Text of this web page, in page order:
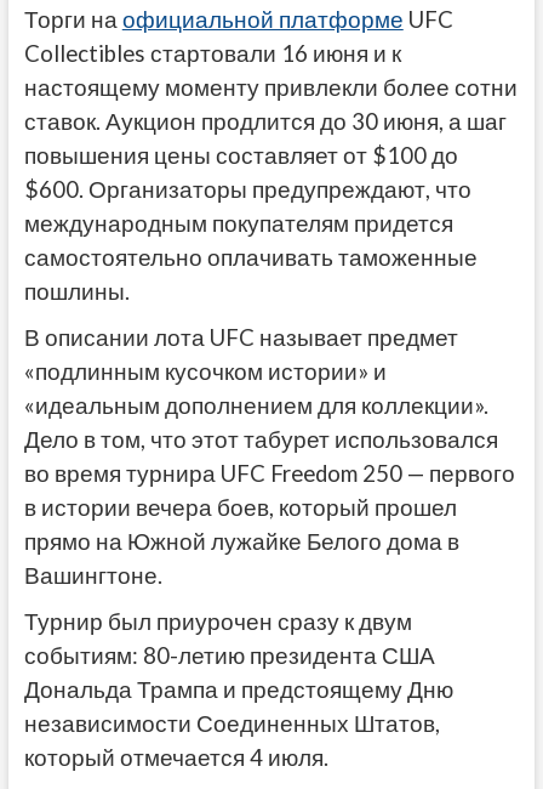
Торги на официальной платформе UFC
Collectibles стартовали 16 июня и к
настоящему моменту привлекли более сотни
ставок. Аукцион продлится до 30 июня, а шаг
повышения цены составляет от $100 до
$600. Организаторы предупреждают, что
международным покупателям придется
самостоятельно оплачивать таможенные
пошлины.
В описании лота UFC называет предмет
«подлинным кусочком истории» и
«идеальным дополнением для коллекции».
Дело в том, что этот табурет использовался
во время турнира UFC Freedom 250 — первого
в истории вечера боев, который прошел
прямо на Южной лужайке Белого дома в
Вашингтоне.
Турнир был приурочен сразу к двум
событиям: 80-летию президента США
Дональда Трампа и предстоящему Дню
независимости Соединенных Штатов,
который отмечается 4 июля.